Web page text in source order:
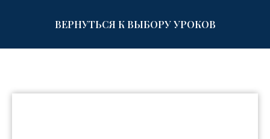
ВЕРНУТЬСЯ К ВЫБОРУ УРОКОВ